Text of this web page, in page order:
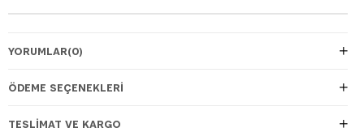
YORUMLAR(0)
ÖDEME SEÇENEKLERI
TESLIMAT VE KARGO